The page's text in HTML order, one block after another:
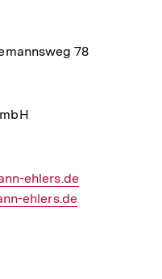
78
ehlers.de
ehlers.de